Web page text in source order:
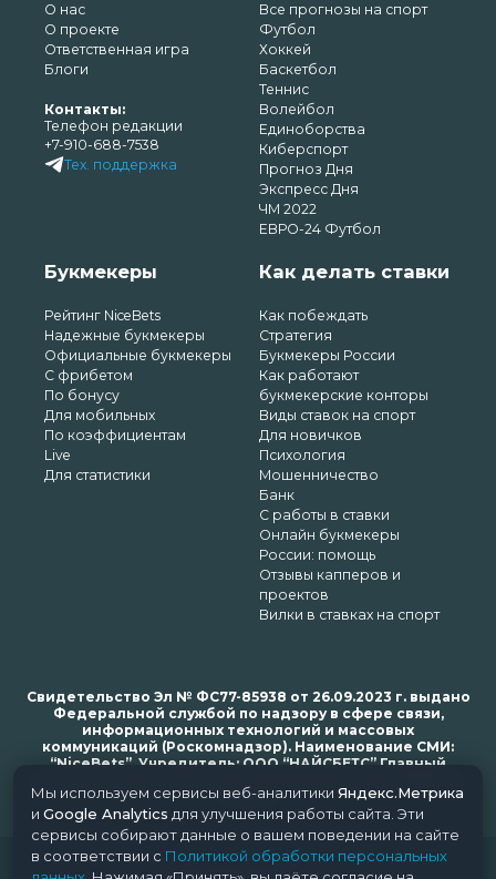
О нас
О проекте
Ответственная игра
Блоги
Контакты:
Телефон редакции
+7-910-688-7538
Тех. поддержка
Все прогнозы на спорт
Футбол
Хоккей
Баскетбол
Теннис
Волейбол
Единоборства
Киберспорт
Прогноз Дня
Экспресс Дня
ЧМ 2022
ЕВРО-24 Футбол
Букмекеры
Рейтинг NiceBets
Надежные букмекеры
Официальные букмекеры
С фрибетом
По бонусу
Для мобильных
По коэффициентам
Live
Для статистики
Как делать ставки
Как побеждать
Стратегия
Букмекеры России
Как работают
букмекерские конторы
Виды ставок на спорт
Для новичков
Психология
Мошенничество
Банк
С работы в ставки
Онлайн букмекеры
России: помощь
Отзывы капперов и
проектов
Вилки в ставках на спорт
Свидетельство Эл № ФС77-85938 от 26.09.2023 г. выдано
Федеральной службой по надзору в сфере связи,
информационных технологий и массовых
коммуникаций (Роскомнадзор). Наименование СМИ:
“NiceBets”. Учредитель: ООО “НАЙСБЕТС” Главный
bets.ru
© 2018-2024 NiceBets. 18+
Мы используем сервисы веб-аналитики Яндекс.Метрика
и Google Analytics для улучшения работы сайта. Эти
сервисы собирают данные о вашем поведении на сайте
в соответствии с Политикой обработки персональных